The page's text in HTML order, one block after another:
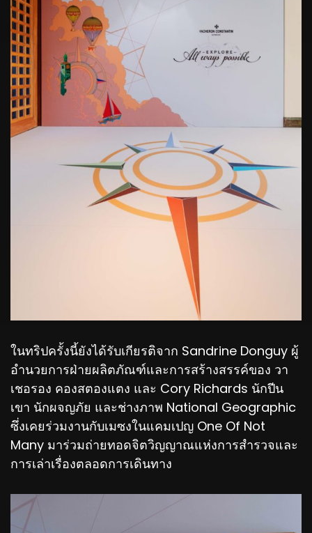
ในทริปครั้งนี้ยังได้รับเกียรติจาก Sandrine Donguy ผู้
อำนวยการฝ่ายผลิตภัณฑ์และการสร้างสรรค์ของ วา
เชอรอง คองสตองแตง และ Cory Richards นักปีน
เขา นักผจญภัย และช่างภาพ National Geographic
ซึ่งเคยร่วมงานกับเมซงในแคมเปญ One Of Not
Many มาร่วมถ่ายทอดจิตวิญญาณแห่งการสำรวจและ
การเล่าเรื่องตลอดการเดินทาง